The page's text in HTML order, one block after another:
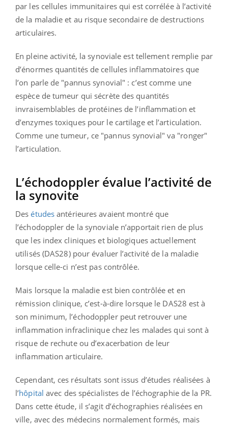
par les cellules immunitaires qui est corrélée à l’activité
de la maladie et au risque secondaire de destructions
articulaires.
En pleine activité, la synoviale est tellement remplie par
d’énormes quantités de cellules inflammatoires que
l’on parle de "pannus synovial" : c’est comme une
espèce de tumeur qui sécrète des quantités
invraisemblables de protéines de l’inflammation et
d’enzymes toxiques pour le cartilage et l’articulation.
Comme une tumeur, ce "pannus synovial" va "ronger"
l’articulation.
L’échodoppler évalue l’activité de
la synovite
Desétudes antérieures avaient montré que
l’échodoppler de la synoviale n’apportait rien de plus
que les index cliniques et biologiques actuellement
utilisés (DAS28) pour évaluer l’activité de la maladie
lorsque celle-ci n’est pas contrôlée.
Mais lorsque la maladie est bien contrôlée et en
rémission clinique, c’est-à-dire lorsque le DAS28 est à
son minimum, l’échodoppler peut retrouver une
inflammation infraclinique chez les malades qui sont à
risque de rechute ou d’exacerbation de leur
inflammation articulaire.
Cependant, ces résultats sont issus d’études réalisées à
l’hôpital avec des spécialistes de l’échographie de la PR.
Dans cette étude, il s’agit d’échographies réalisées en
ville, avec des médecins normalement formés, mais